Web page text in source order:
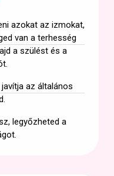
azokat az izmokat,
van a terhesség
a szülést és a
az általános
legyőzheted a